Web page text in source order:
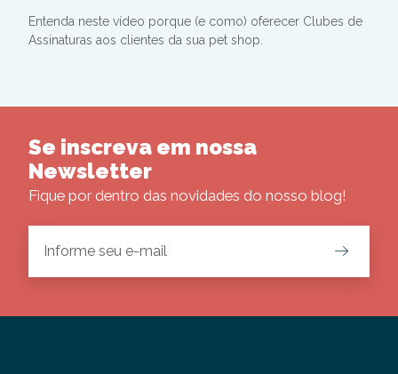
Entenda neste vídeo porque (e como) oferecer Clubes de
Assinaturas aos clientes da sua pet shop.
Se inscreva em nossa
Newsletter
Fique por dentro das novidades do nosso blog!